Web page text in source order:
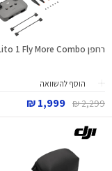
רחפן Lito 1 Fly More Combo
הוסף להשוואה
2,299 ₪
1,999 ₪